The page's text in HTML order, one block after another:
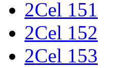
2Cel 151
2Cel 152
2Cel 153